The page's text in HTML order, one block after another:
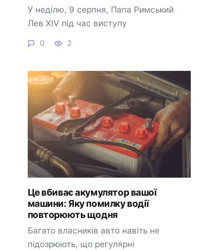
У неділю, 9 серпня, Папа Римський
Лев XIV під час виступу
0 2
Це вбиває акумулятор вашої
машини: Яку помилку водії
повторюють щодня
Багато власників авто навіть не
підозрюють, що регулярні